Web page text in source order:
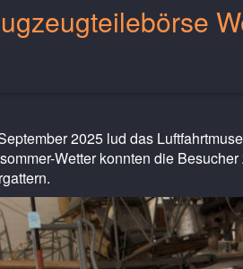
2025 lud das
Wetter konnten die